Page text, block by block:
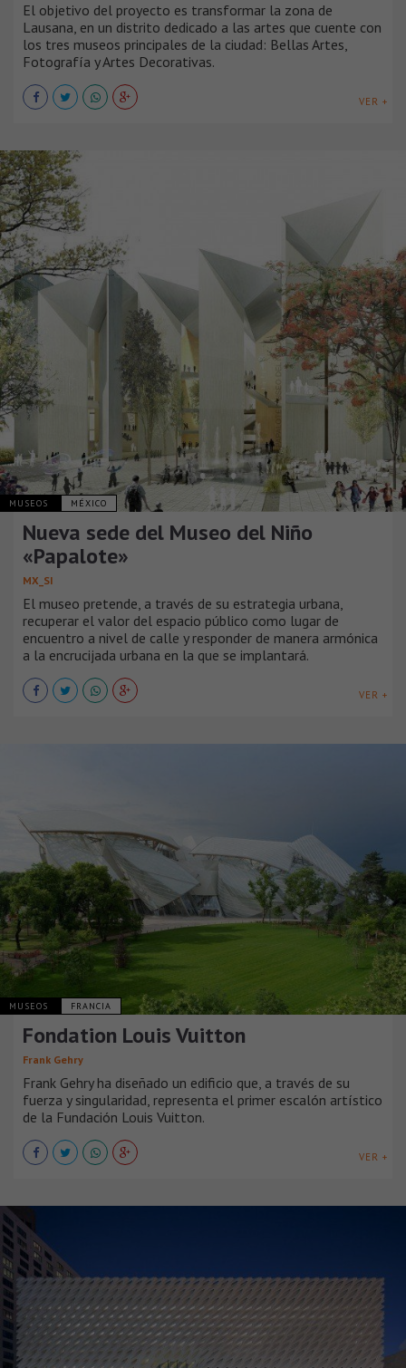
El objetivo del proyecto es transformar la zona de
Lausana, en un distrito dedicado a las artes que cuente con
los tres museos principales de la ciudad: Bellas Artes,
Fotografía y Artes Decorativas.
VER +
MUSEOS MÉXICO
Nueva sede del Museo del Niño
«Papalote»
MX_SI
El museo pretende, a través de su estrategia urbana,
recuperar el valor del espacio público como lugar de
encuentro a nivel de calle y responder de manera armónica
a la encrucijada urbana en la que se implantará.
VER +
MUSEOS FRANCIA
Fondation Louis Vuitton
Frank Gehry
Frank Gehry ha diseñado un edificio que, a través de su
fuerza y ​​singularidad, representa el primer escalón artístico
de la Fundación Louis Vuitton.
VER +